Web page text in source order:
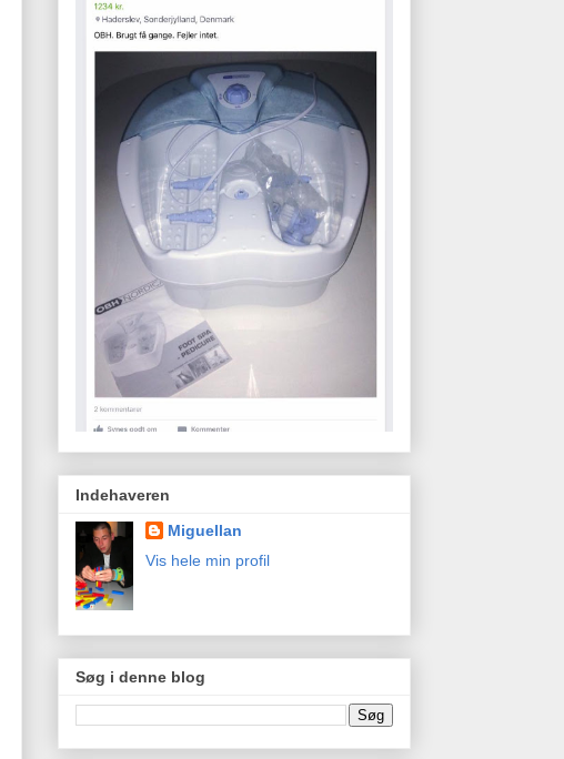
Indehaveren
Miguellan
Vis hele min profil
Søg i denne blog